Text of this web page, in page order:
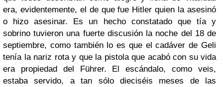
era, evidentemente, el de que fue Hitler quien la asesinó
o hizo asesinar. Es un hecho constatado que tía y
sobrino tuvieron una fuerte discusión la noche del 18 de
septiembre, como también lo es que el cadáver de Geli
tenía la nariz rota y que la pistola que acabó con su vida
era propiedad del Führer. El escándalo, como veis,
estaba servido, a tan sólo dieciséis meses de las